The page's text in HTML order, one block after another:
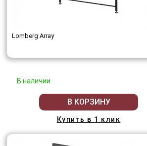
Lomberg Array
В наличии
В КОРЗИНУ
Купить в 1 клик